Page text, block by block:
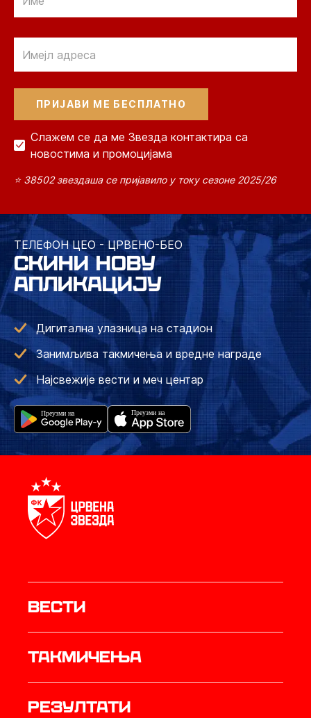
Слажем се да ме Звезда контактира са
новостима и промоцијама
⭐ 38502 звездаша се пријавило у току сезоне 2025/26
ТЕЛЕФОН ЦЕО - ЦРВЕНО-БЕО
СКИНИ НОВУ
АПЛИКАЦИЈУ
Дигитална улазница на стадион
Занимљива такмичења и вредне награде
Најсвежије вести и меч центар
Вести
Такмичења
резултати